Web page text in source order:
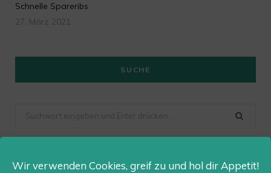
Wir verwenden Cookies, greif zu und hol dir Appetit!
Schnelle Spareribs
27. März 2021
SUCHE